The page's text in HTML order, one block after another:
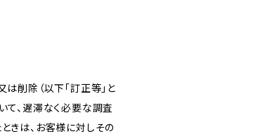
削除（以下「訂正等」と
て、遅滞なく必要な調査
きは、お客様に対しその